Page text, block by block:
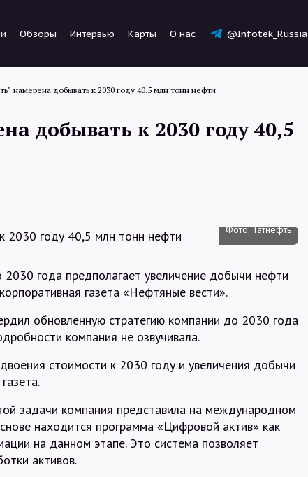
Обзоры Интервью Карты О нас @Infotek_Russia
Статьи
Обзоры
Интервью
Карты
О нас
намерена добывать к 2030 году 40,5 млн тонн нефти
добывать к 2030 году 40,5
Фото: Татнефть
2030 года предполагает увеличение добычи нефти
газета «Нефтяные вести».
обновленную стратегию компании до 2030 года
компания не озвучивала.
стоимости к 2030 году и увеличения добычи
задачи компания представила на международном
находится программа «Цифровой актив» как
на данном этапе. Это система позволяет
активов.